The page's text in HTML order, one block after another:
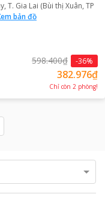
T. Gia Lai (Bùi thị Xuân, TP
bản đồ
598.400₫ -36%
382.976₫
Chỉ còn 2 phòng!